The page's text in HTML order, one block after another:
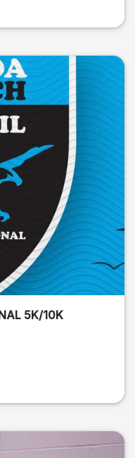
5K/10K